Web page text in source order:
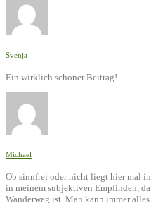
Svenja
Ein wirklich schöner Beitrag!
Michael
Ob sinnfrei oder nicht liegt hier mal
in meinem subjektiven Empfinden,
Wanderweg ist. Man kann immer